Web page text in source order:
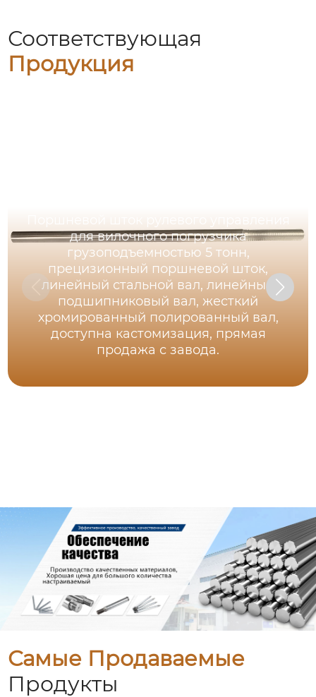
Соответствующая
Продукция
для вилочного погрузчика
грузоподъемностью 5 тонн,
прецизионный поршневой шток,
линейный стальной вал, линейный
подшипниковый вал, жесткий
хромированный полированный вал,
доступна кастомизация, прямая
продажа с завода.
Самые Продаваемые
Продукты